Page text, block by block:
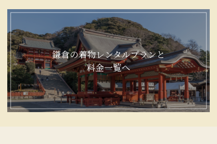
鎌倉の着物レンタルプランと
料金一覧へ